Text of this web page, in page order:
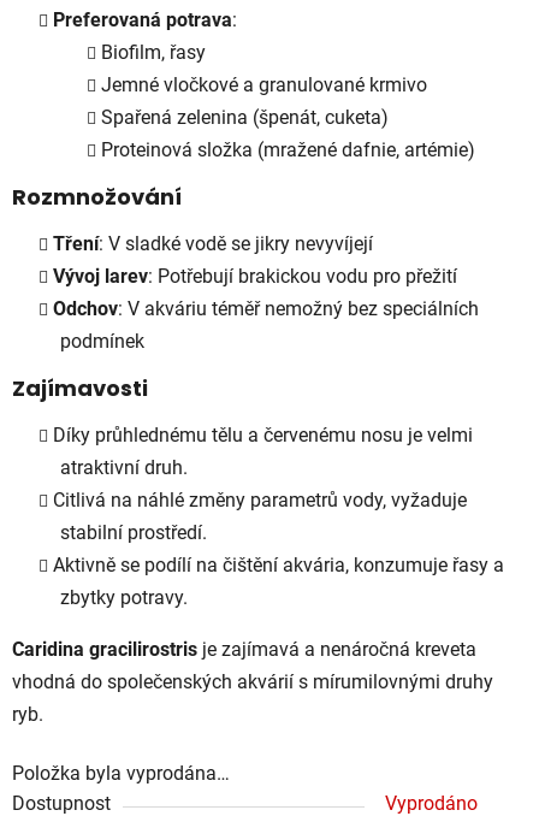
Preferovaná potrava:
Biofilm, řasy
Jemné vločkové a granulované krmivo
Spařená zelenina (špenát, cuketa)
Proteinová složka (mražené dafnie, artémie)
Rozmnožování
Tření: V sladké vodě se jikry nevyvíjejí
Vývoj larev: Potřebují brakickou vodu pro přežití
Odchov: V akváriu téměř nemožný bez speciálních
podmínek
Zajímavosti
Díky průhlednému tělu a červenému nosu je velmi
atraktivní druh.
Citlivá na náhlé změny parametrů vody, vyžaduje
stabilní prostředí.
Aktivně se podílí na čištění akvária, konzumuje řasy a
zbytky potravy.
Caridina gracilirostris je zajímavá a nenáročná kreveta
vhodná do společenských akvárií s mírumilovnými druhy
ryb.
Položka byla vyprodána…
Dostupnost
Vyprodáno